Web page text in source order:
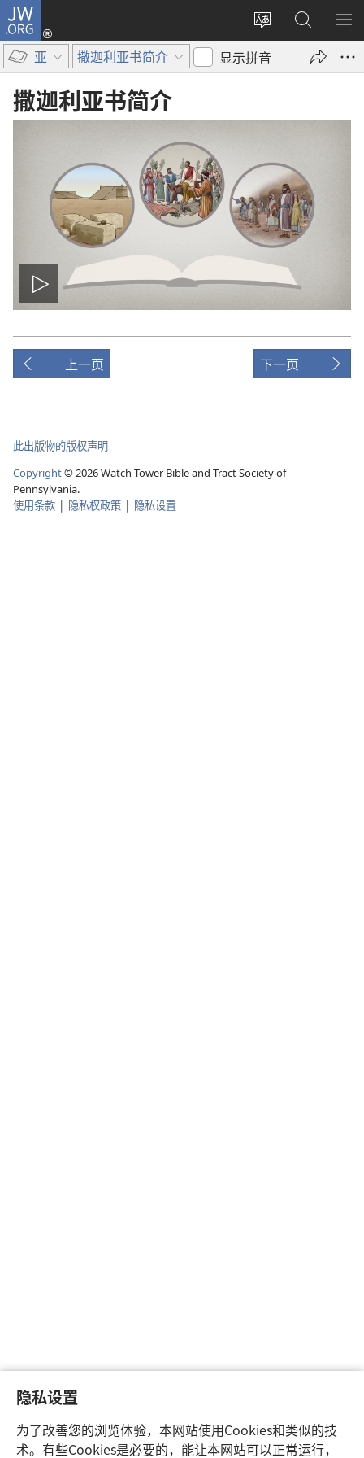
隐私设置
为了改善您的浏览体验，本网站使用Cookies和类似的技
术。有些Cookies是必要的，能让本网站可以正常运行，
JW.ORG
更
改
网
登
录
（打
开
搜
索
JW.ORG
显
菜
亚 撒迦利亚书简介 显示拼音
撒迦利亚书简介
播
放
影
上一页 下一页
此出版物的版权声明
Copyright© 2026 Watch Tower Bible and Tract Society of
Pennsylvania.
使用条款 | 隐私权政策 | 隐私设置